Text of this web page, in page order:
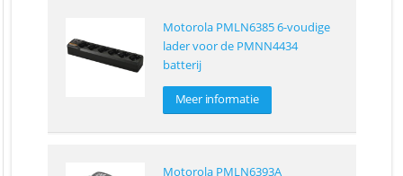
Motorola PMLN6385 6-voudige
lader voor de PMNN4434
batterij
Meer informatie
Motorola PMLN6393A